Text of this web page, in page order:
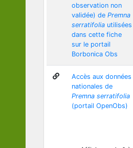
observation non
validée) de Premna
serratifolia utilisées
dans cette fiche
sur le portail
Borbonica Obs
Accès aux données
nationales de
Premna serratifolia
(portail OpenObs)